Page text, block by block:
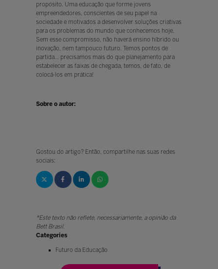
propósito. Uma educação que forme jovens
empreendedores, conscientes de seu papel na
sociedade e motivados a desenvolver soluções criativas
para os problemas do mundo que conhecemos hoje.
Sem esse compromisso, não haverá ensino híbrido ou
inovação, nem tampouco futuro. Temos pontos de
partida... precisamos mais do que planejamento para
estabelecer as faixas de chegada, temos, de fato, de
colocá-los em prática!
Sobre o autor:
Gostou do artigo? Então, compartilhe nas suas redes
sociais:
*Este texto não reflete, necessariamente, a opinião da
Bett Brasil.
Categories
Futuro da Educação